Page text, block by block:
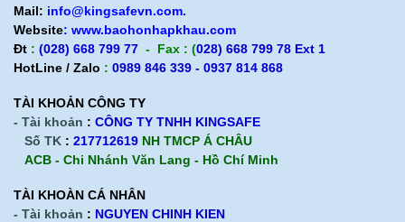
Mail: info@kingsafevn.com.
Website: www.baohonhapkhau.com
Đt : (028) 668 799 77 - Fax : (028) 668 799 78 Ext 1
HotLine / Zalo : 0989 846 339 - 0937 814 868
TÀI KHOẢN CÔNG TY
- Tài khoản : CÔNG TY TNHH KINGSAFE
Số TK : 217712619 NH TMCP Á CHÂU
ACB - Chi Nhánh Văn Lang - Hồ Chí Minh
TÀI KHOÀN CÁ NHÂN
- Tài khoản : NGUYEN CHINH KIEN